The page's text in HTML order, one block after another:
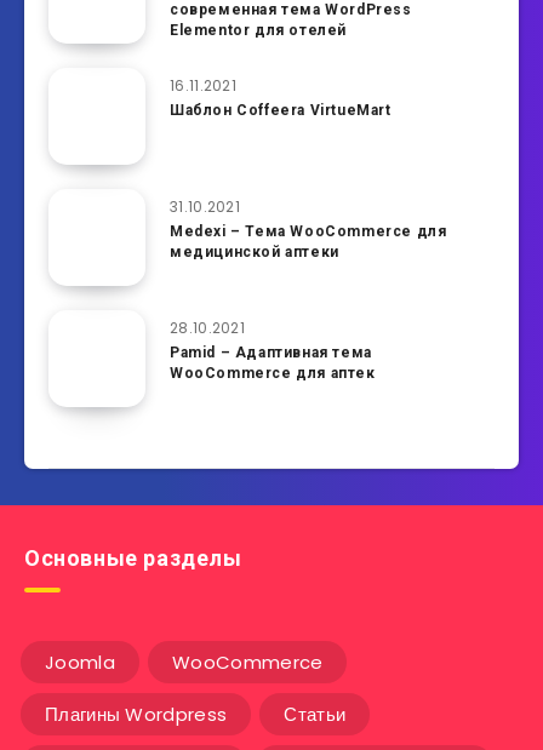
современная тема WordPress
Elementor для отелей
16.11.2021
Шаблон Coffeera VirtueMart
31.10.2021
Medexi – Тема WooCommerce для
медицинской аптеки
28.10.2021
Pamid – Адаптивная тема
WooCommerce для аптек
Основные разделы
Joomla WooCommerce
Плагины Wordpress Статьи